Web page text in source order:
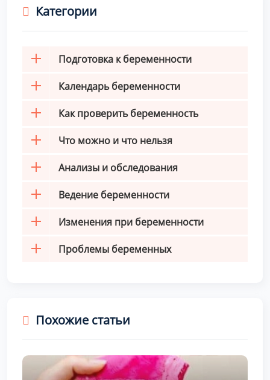
Категории
Подготовка к беременности
Календарь беременности
Как проверить беременность
Что можно и что нельзя
Анализы и обследования
Ведение беременности
Изменения при беременности
Проблемы беременных
Похожие статьи